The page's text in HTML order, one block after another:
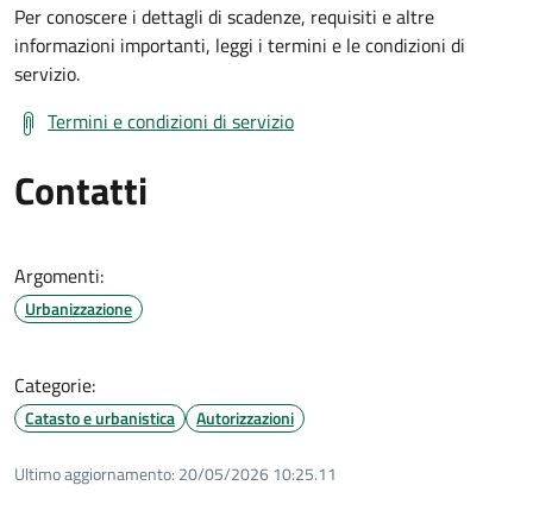
Per conoscere i dettagli di scadenze, requisiti e altre
informazioni importanti, leggi i termini e le condizioni di
servizio.
Termini e condizioni di servizio
Contatti
Argomenti:
Urbanizzazione
Categorie:
Catasto e urbanistica Autorizzazioni
Ultimo aggiornamento: 20/05/2026 10:25.11